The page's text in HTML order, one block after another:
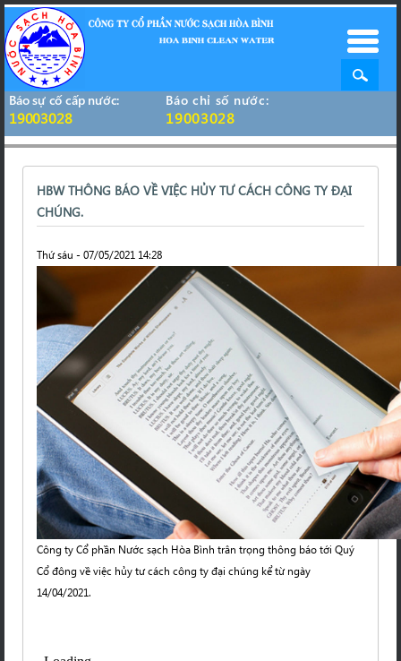
Báo sự cố cấp nước:
19003028
Báo chỉ số nước:
19003028
HBW THÔNG BÁO VỀ VIỆC HỦY TƯ CÁCH CÔNG TY ĐẠI
CHÚNG.
Thứ sáu - 07/05/2021 14:28
Công ty Cổ phần Nước sạch Hòa Bình trân trọng thông báo tới Quý
Cổ đông về việc hủy tư cách công ty đại chúng kể từ ngày
14/04/2021.